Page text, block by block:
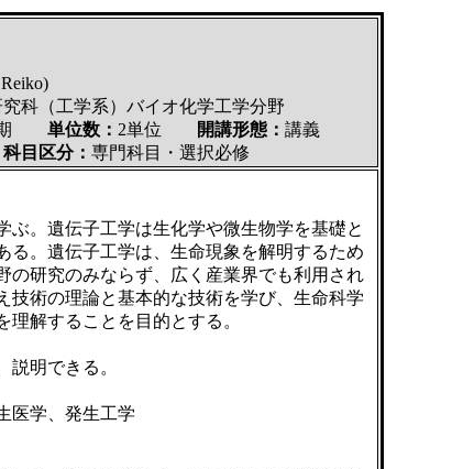
科（工学系）バイオ化学工学分野
期 単位数： 2単位 開講形態： 講義
目区分： 専門科目・選択必修
ぶ。遺伝子工学は生化学や微生物学を基礎と
る。遺伝子工学は、生命現象を解明するため
の研究のみならず、広く産業界でも利用され
技術の理論と基本的な技術を学び、生命科学
解することを目的とする。
説明できる。
医学、発生工学